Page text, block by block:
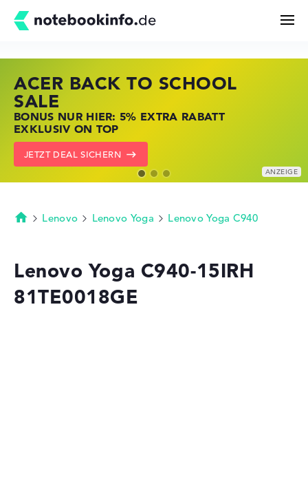
Kaufberatung
Technik & Wissen
Deals
Merkzettel
ACER BACK TO SCHOOL
SALE
BONUS NUR HIER: 5% EXTRA RABATT
EXKLUSIV ON TOP
JETZT DEAL SICHERN
HP STORE SSV DEALS
JETZT ZUGREIFEN: NOTEBOOKS BEI HP
KRÄFTIG REDUZIERT
ZU DEN HP ANGEBOTEN
LENOVO LAPTOP DEALS
NOTEBOOKS BEI LENOVO JETZT
KRÄFTIG REDUZIERT
LENOVO DEALS ZEIGEN
Startseite
Lenovo Lenovo Yoga Lenovo Yoga C940
Lenovo Yoga C940-15IRH
81TE0018GE